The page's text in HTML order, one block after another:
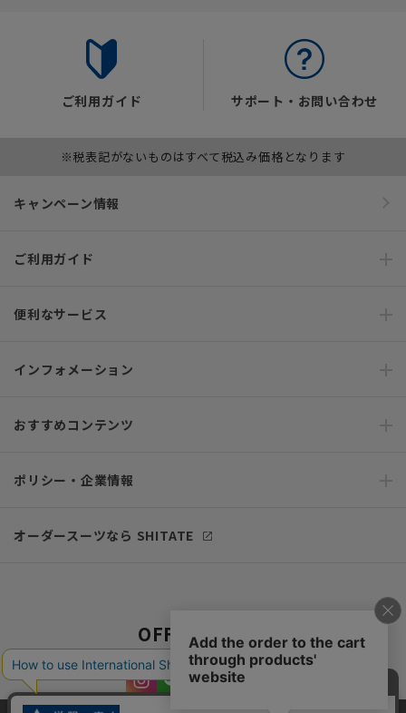
ご利用ガイド サポート・お問い合わせ
※税表記がないものはすべて税込み価格となります
キャンペーン情報
ご利用ガイド
便利なサービス
インフォメーション
おすすめコンテンツ
ポリシー・企業情報
オーダースーツなら SHITATE
OFFICIAL SNS